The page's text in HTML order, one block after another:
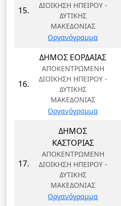
15.
ΔΙΟΙΚΗΣΗ ΗΠΕΙΡΟΥ -
ΔΥΤΙΚΗΣ
ΜΑΚΕΔΟΝΙΑΣ
Οργανόγραμμα
16.
ΔΗΜΟΣ ΕΟΡΔΑΙΑΣ
ΑΠΟΚΕΝΤΡΩΜΕΝΗ
ΔΙΟΙΚΗΣΗ ΗΠΕΙΡΟΥ -
ΔΥΤΙΚΗΣ
ΜΑΚΕΔΟΝΙΑΣ
Οργανόγραμμα
17.
ΔΗΜΟΣ
ΚΑΣΤΟΡΙΑΣ
ΑΠΟΚΕΝΤΡΩΜΕΝΗ
ΔΙΟΙΚΗΣΗ ΗΠΕΙΡΟΥ -
ΔΥΤΙΚΗΣ
ΜΑΚΕΔΟΝΙΑΣ
Οργανόγραμμα